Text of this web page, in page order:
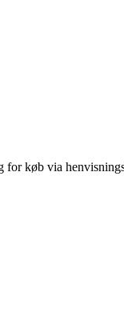
køb via